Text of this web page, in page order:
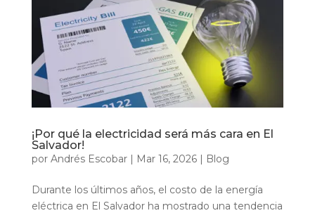
¡Por qué la electricidad será más cara en El
Salvador!
por Andrés Escobar| Mar 16, 2026| Blog
Durante los últimos años, el costo de la energía
eléctrica en El Salvador ha mostrado una tendencia